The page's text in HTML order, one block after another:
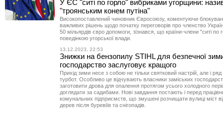
У ЄС "ситі по горло" вибриками угорщини:
"троянським конем путіна"
Високопоставлений чиновник Євросоюзу, коментуючи
важливих рішень щодо початку переговорів про членство
50 мільярдів євро допомоги, зізнався, що країни-члени "ситі по
поведінкою угорської влади.
13.12.2023, 22:53
Знижки на бензопилу STIHL для безпечної
господарство заслуговує кращого
Прихід зими несе з собою не тільки святковий настрій, але і
турбот. Особливо це відчувають власники заміських
заготовити дрова для опалення протягом усього холодного
доглядати за садибами. Нові завдання постають і перед
комунальних підприємств, що змушені розчищати вулиці міст
дерев після буревіїв та снігопадів.